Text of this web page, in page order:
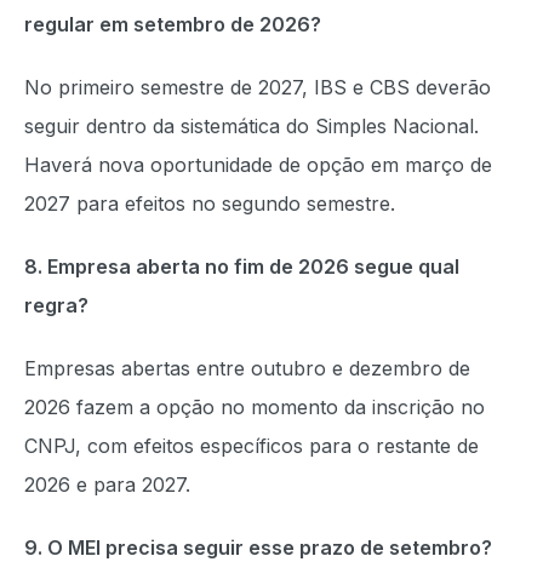
regular em setembro de 2026?
No primeiro semestre de 2027, IBS e CBS deverão
seguir dentro da sistemática do Simples Nacional.
Haverá nova oportunidade de opção em março de
2027 para efeitos no segundo semestre.
8. Empresa aberta no fim de 2026 segue qual
regra?
Empresas abertas entre outubro e dezembro de
2026 fazem a opção no momento da inscrição no
CNPJ, com efeitos específicos para o restante de
2026 e para 2027.
9. O MEI precisa seguir esse prazo de setembro?